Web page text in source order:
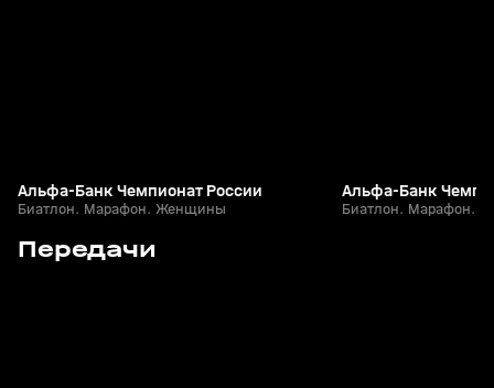
Альфа-Банк Чемпионат России
Биатлон. Марафон. Женщины
Альфа-Банк
Биатлон. Марафон.
Передачи
15 апр, 13:09